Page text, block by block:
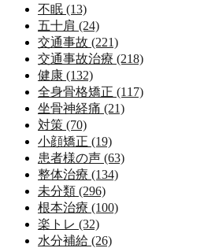
不眠 (13)
五十肩 (24)
交通事故 (221)
交通事故治療 (218)
健康 (132)
全身骨格矯正 (117)
坐骨神経痛 (21)
対策 (70)
小顔矯正 (19)
患者様の声 (63)
整体治療 (134)
未分類 (296)
根本治療 (100)
楽トレ (32)
水分補給 (26)